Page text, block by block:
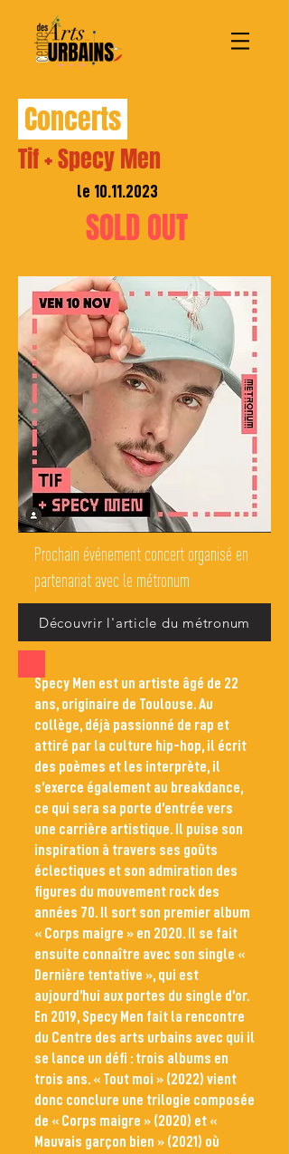
Concerts
Tif + Specy Men
le 10.11.2023
SOLD OUT
Prochain événement concert organisé en
partenariat avec le métronum
Découvrir l'article du métronum
Specy Men est un artiste âgé de 22
ans, originaire de Toulouse. Au
collège, déjà passionné de rap et
attiré par la culture hip-hop, il écrit
des poèmes et les interprète, il
s’exerce également au breakdance,
ce qui sera sa porte d’entrée vers
une carrière artistique. Il puise son
inspiration à travers ses goûts
éclectiques et son admiration des
figures du mouvement rock des
années 70. Il sort son premier album
« Corps maigre » en 2020. Il se fait
ensuite connaître avec son single «
Dernière tentative », qui est
aujourd’hui aux portes du single d’or.
En 2019, Specy Men fait la rencontre
du Centre des arts urbains avec qui il
se lance un défi : trois albums en
trois ans. « Tout moi » (2022) vient
donc conclure une trilogie composée
de « Corps maigre » (2020) et «
Mauvais garçon bien » (2021) où